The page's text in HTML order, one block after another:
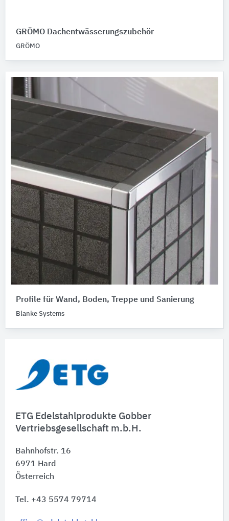
ETG Edelstahlprodukte Gobber
Vertriebsgesellschaft m.b.H.
Bahnhofstr. 16
6971 Hard
Österreich
Tel. +43 5574 79714
GRÖMO Dachentwässerungszubehör
GRÖMO
Profile für Wand, Boden, Treppe und Sanierung
Blanke Systems